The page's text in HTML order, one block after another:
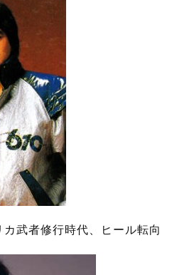
武者修行時代、ヒール転向